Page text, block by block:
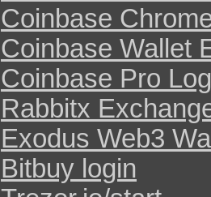
Coinbase
Coinbase Wallet
Coinbase Pro
Rabbitx
Exodus Web3
Bitbuy login